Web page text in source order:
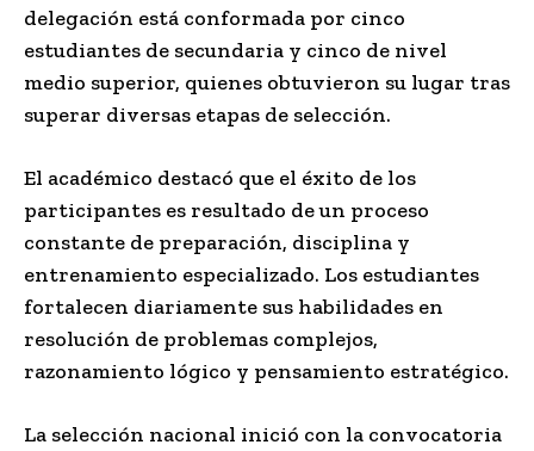
delegación está conformada por cinco
estudiantes de secundaria y cinco de nivel
medio superior, quienes obtuvieron su lugar tras
superar diversas etapas de selección.
El académico destacó que el éxito de los
participantes es resultado de un proceso
constante de preparación, disciplina y
entrenamiento especializado. Los estudiantes
fortalecen diariamente sus habilidades en
resolución de problemas complejos,
razonamiento lógico y pensamiento estratégico.
La selección nacional inició con la convocatoria